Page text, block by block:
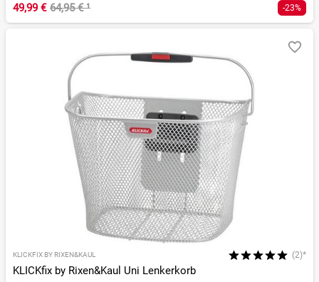
49,99 € 64,95 €¹ -23%
KLICKFIX BY RIXEN&KAUL (2)*
KLICKfix by Rixen&Kaul Uni Lenkerkorb